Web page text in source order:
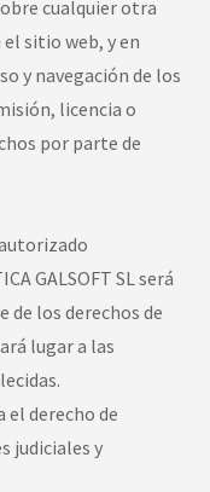
cualquier otra
sitio web, y en
y navegación de los
licencia o
por parte de
GALSOFT SL será
los derechos de
lugar a las
el derecho de
judiciales y